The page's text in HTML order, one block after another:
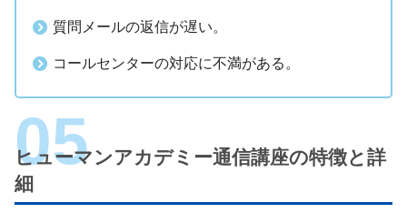
質問メールの返信が遅い。
コールセンターの対応に不満がある。
ヒューマンアカデミー通信講座の特徴と詳
細